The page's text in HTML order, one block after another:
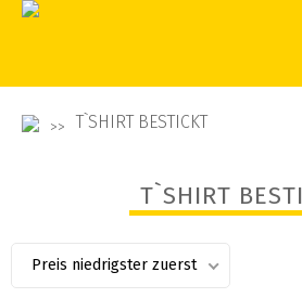
T`SHIRT BESTICKT
T`SHIRT
Preis niedrigster zuerst